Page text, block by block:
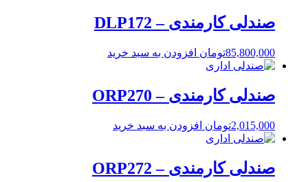
صندلی کارمندی – DLP172
85,800,000تومان افزودن به سبد خرید
صندلی کارمندی – ORP270
2,015,000تومان افزودن به سبد خرید
صندلی کارمندی – ORP272